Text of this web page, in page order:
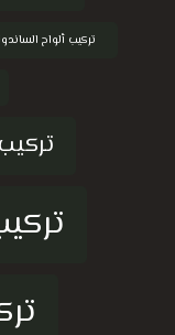
تركيب ألواح